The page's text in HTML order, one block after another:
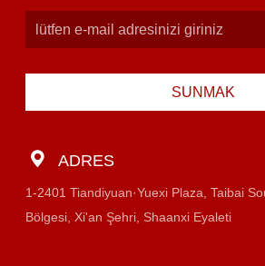
SUNMAK
ADRES
1-2401 Tiandiyuan·Yuexi Plaza, Taibai
Bölgesi, Xi'an Şehri, Shaanxi Eyaleti